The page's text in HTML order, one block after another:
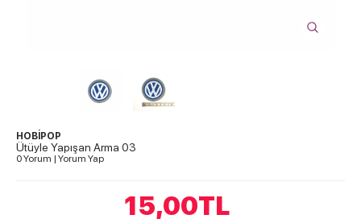
HOBİPOP
Ütüyle Yapışan Arma 03
0 Yorum | Yorum Yap
15,00TL